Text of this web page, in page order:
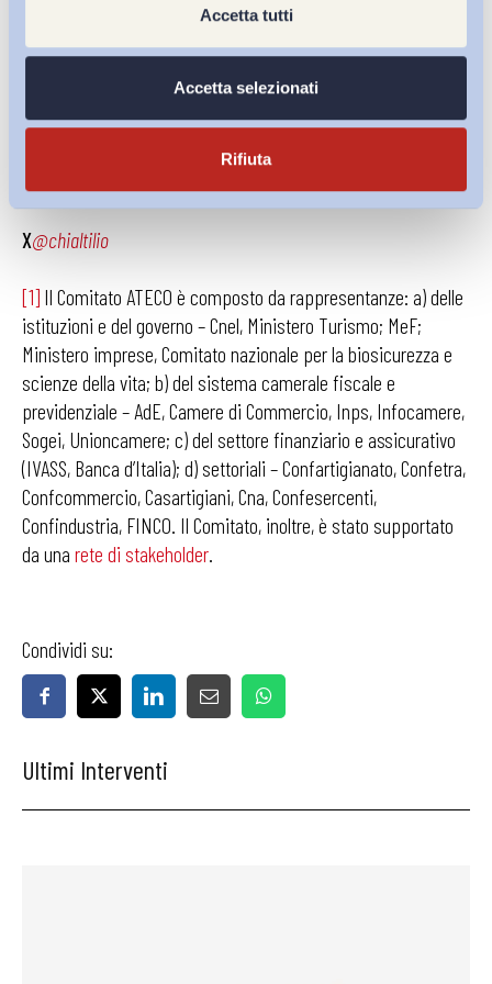
Accetta tutti
Accetta selezionati
Rifiuta
Content creator e influencer: l’inquadramento
giuslavoristico e previdenziale secondo l’INPS, in Bollettino
ADAPT 24 febbraio 2025, n. 8).
Chiara Altilio
PhD Candidate ADAPT – Università di Siena
X@chialtilio
[1] Il Comitato ATECO è composto da rappresentanze: a) delle
istituzioni e del governo – Cnel, Ministero Turismo; MeF;
Ministero imprese, Comitato nazionale per la biosicurezza e
scienze della vita; b) del sistema camerale fiscale e
previdenziale – AdE, Camere di Commercio, Inps, Infocamere,
Sogei, Unioncamere; c) del settore finanziario e assicurativo
(IVASS, Banca d’Italia); d) settoriali – Confartigianato, Confetra,
Confcommercio, Casartigiani, Cna, Confesercenti,
Confindustria, FINCO. Il Comitato, inoltre, è stato supportato
da una rete di stakeholder.
Condividi su:
Ultimi Interventi